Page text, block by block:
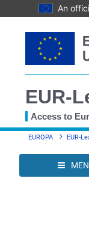
An
to
content
EUR-
Access to
You
here
EUROPA EUR-